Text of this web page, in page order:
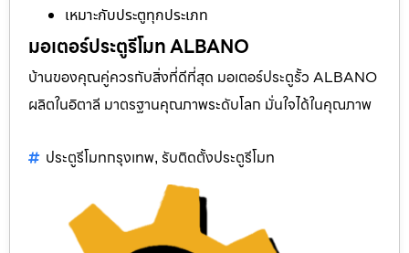
เหมาะกับประตูทุกประเภท
มอเตอร์ประตูรีโมท ALBANO
บ้านของคุณคู่ควรกับสิ่งที่ดีที่สุด มอเตอร์ประตูรั้ว ALBANO
ผลิตในอิตาลี มาตรฐานคุณภาพระดับโลก มั่นใจได้ในคุณภาพ
ประตูรีโมทกรุงเทพ, รับติดตั้งประตูรีโมท